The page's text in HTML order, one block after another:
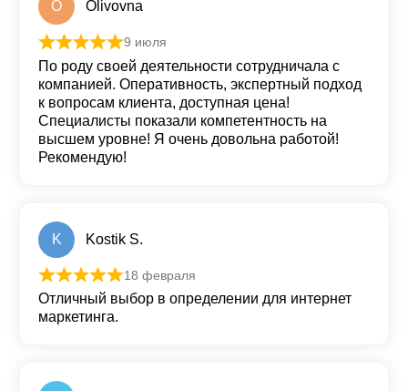
O Olivovna
Оценка
9 июля
По роду своей деятельности сотрудничала с
компанией. Оперативность, экспертный подход
к вопросам клиента, доступная цена!
Специалисты показали компетентность на
высшем уровне! Я очень довольна работой!
Рекомендую!
K Kostik S.
Оценка из 5
18 февраля
Отличный выбор в определении для интернет
маркетинга.